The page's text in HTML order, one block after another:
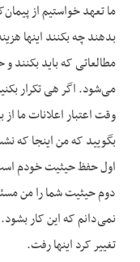
ما تعهد خواستیم از
بدهند چه بکنند اینها
مطالعاتی که باید بکنند
می‌شود. اگر هی تکرار
وقت اعتبار اعلانات ما
بگویید که من اینجا که
اول حفظ حیثیت خودم
دوم حیثیت شما را من
نمی‌دانم که این کار
تغییر کرد اینها رفت.